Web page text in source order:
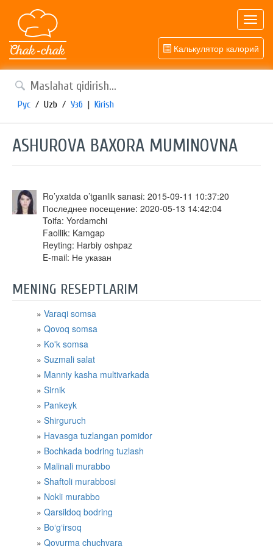
Калькулятор калорий
Рус / Uzb / Узб | Kirish
ASHUROVA BAXORA MUMINOVNA
Ro’yxatda o’tganlik sanasi: 2015-09-11 10:37:20
Последнее посещение: 2020-05-13 14:42:04
Toifa: Yordamchi
Faollik: Kamgap
Reyting: Harbiy oshpaz
E-mail: Не указан
MENING RESEPTLARIM
Varaqi somsa
Qovoq somsa
Ko'k somsa
Suzmali salat
Manniy kasha multivarkada
Sirnik
Pankeyk
Shirguruch
Havasga tuzlangan pomidor
Bochkada bodring tuzlash
Malinali murabbo
Shaftoli murabbosi
Nokli murabbo
Qarsildoq bodring
Bo‘g‘irsoq
Qovurma chuchvara